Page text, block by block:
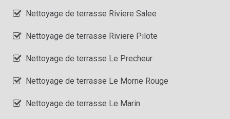
Nettoyage de terrasse Riviere Salee
Nettoyage de terrasse Riviere Pilote
Nettoyage de terrasse Le Precheur
Nettoyage de terrasse Le Morne Rouge
Nettoyage de terrasse Le Marin